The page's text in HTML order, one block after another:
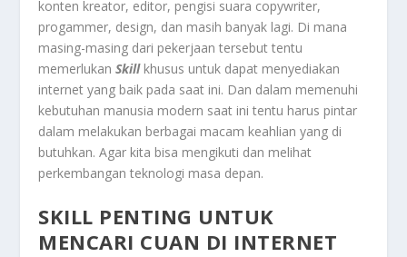
konten kreator, editor, pengisi suara copywriter,
progammer, design, dan masih banyak lagi. Di mana
masing-masing dari pekerjaan tersebut tentu
memerlukanSkill khusus untuk dapat menyediakan
internet yang baik pada saat ini. Dan dalam memenuhi
kebutuhan manusia modern saat ini tentu harus pintar
dalam melakukan berbagai macam keahlian yang di
butuhkan. Agar kita bisa mengikuti dan melihat
perkembangan teknologi masa depan.
SKILL PENTING UNTUK
MENCARI CUAN DI INTERNET